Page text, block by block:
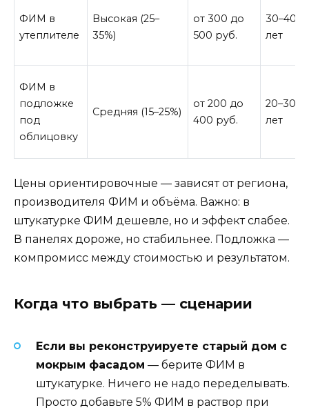
ФИМ в
утеплителе
Высокая (25–
35%)
от 300 до
500 руб.
30–40
лет
ФИМ в
подложке
под
облицовку
Средняя (15–25%)
от 200 до
400 руб.
20–30
лет
Цены ориентировочные — зависят от региона,
производителя ФИМ и объёма. Важно: в
штукатурке ФИМ дешевле, но и эффект слабее.
В панелях дороже, но стабильнее. Подложка —
компромисс между стоимостью и результатом.
Когда что выбрать — сценарии
Если вы реконструируете старый дом с
мокрым фасадом — берите ФИМ в
штукатурке. Ничего не надо переделывать.
Просто добавьте 5% ФИМ в раствор при